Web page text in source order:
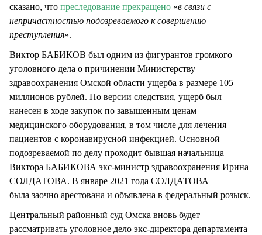
сказано, что преследование прекращено «в связи с
непричастностью подозреваемого к совершению
преступления».
Виктор БАБИКОВ был одним из фигурантов громкого
уголовного дела о причинении Министерству
здравоохранения Омской области ущерба в размере 105
миллионов рублей. По версии следствия, ущерб был
нанесен в ходе закупок по завышенным ценам
медицинского оборудования, в том числе для лечения
пациентов с коронавирусной инфекцией. Основной
подозреваемой по делу проходит бывшая начальница
Виктора БАБИКОВА экс-министр здравоохранения Ирина
СОЛДАТОВА. В январе 2021 года СОЛДАТОВА
была заочно арестована и объявлена в федеральный розыск.
Центральный районный суд Омска вновь будет
рассматривать уголовное дело экс-директора департамента